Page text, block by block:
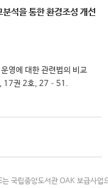
석을 통한 환경조성 개선
영에 대한 관련법의 비교
, 17권 2호, 27–51.
국립중앙도서관 OAK 보급사업